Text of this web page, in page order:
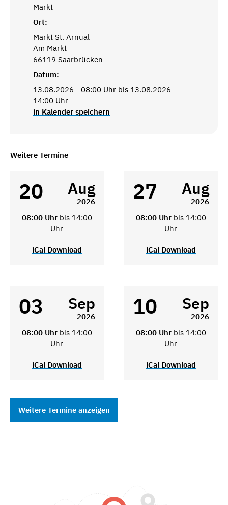
Markt
Ort:
Markt St. Arnual
Am Markt
66119 Saarbrücken
Datum:
13.08.2026 - 08:00 Uhr bis 13.08.2026 -
14:00 Uhr
in Kalender speichern
Weitere Termine
20 Aug
2026
08:00 Uhr bis 14:00
Uhr
iCal Download
27 Aug
2026
08:00 Uhr bis 14:00
Uhr
iCal Download
03 Sep
2026
08:00 Uhr bis 14:00
Uhr
iCal Download
10 Sep
2026
08:00 Uhr bis 14:00
Uhr
iCal Download
Weitere Termine anzeigen